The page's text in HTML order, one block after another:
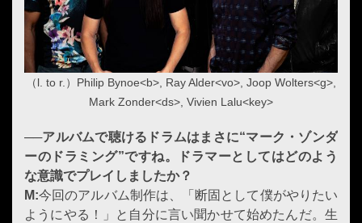
（l. to r.）Philip Bynoe<b>, Ray Alder<vo>, Joop Wolters<g>,
Mark Zonder<ds>, Vivien Lalu<key>
──アルバムで聴けるドラムはまさに“マーク・ゾンダ
ーのドラミング”ですね。ドラマーとしてはどのよう
な意識でプレイしましたか？
M:今回のアルバム制作は、「断固として僕がやりたい
ようにやる！」と自分に言い聞かせて始めたんだ。生